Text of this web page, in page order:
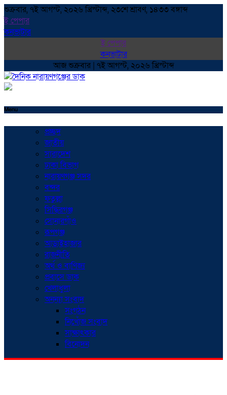
শুক্রবার, ৭ই আগস্ট, ২০২৬ খ্রিস্টাব্দ, ২৩শে শ্রাবণ, ১৪৩৩ বঙ্গাব্দ
ই পেপার
কনভাটার
ই পেপার
কনভাটার
আজ শুক্রবার | ৭ই আগস্ট, ২০২৬ খ্রিস্টাব্দ
Menu
প্রচ্ছদ
জাতীয়
সারাদেশ
ঢাকা বিভাগ
নারায়ণগঞ্জ সদর
বন্দর
ফতুল্লা
সিদ্ধিরগঞ্জ
সোনারগাঁও
রূপগঞ্জ
আড়াইহাজার
রাজনীতি
অর্থ ও বাণিজ্য
প্রবাসে ডাক
খেলাধুলা
অনন্যা সংবাদ
সংগঠন
নিখোঁজ সংবাদ
সাক্ষাৎকার
বিনোদন